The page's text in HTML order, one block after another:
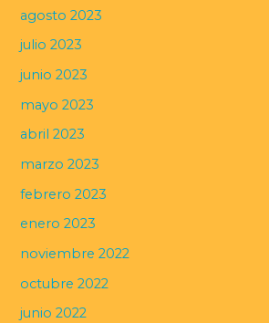
agosto 2023
julio 2023
junio 2023
mayo 2023
abril 2023
marzo 2023
febrero 2023
enero 2023
noviembre 2022
octubre 2022
junio 2022